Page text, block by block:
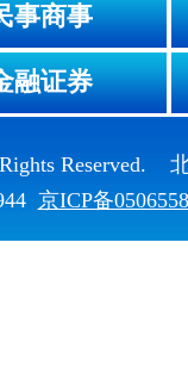
事商事
融证券
Reserved.
京ICP备